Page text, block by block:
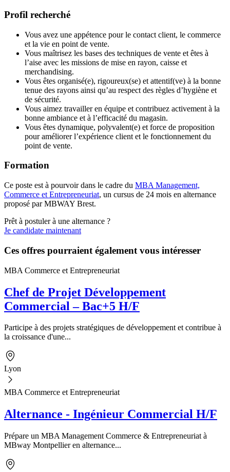
Profil recherché
Vous avez une appétence pour le contact client, le commerce
et la vie en point de vente.
Vous maîtrisez les bases des techniques de vente et êtes à
l’aise avec les missions de mise en rayon, caisse et
merchandising.
Vous êtes organisé(e), rigoureux(se) et attentif(ve) à la bonne
tenue des rayons ainsi qu’au respect des règles d’hygiène et
de sécurité.
Vous aimez travailler en équipe et contribuez activement à la
bonne ambiance et à l’efficacité du magasin.
Vous êtes dynamique, polyvalent(e) et force de proposition
pour améliorer l’expérience client et le fonctionnement du
point de vente.
Formation
Ce poste est à pourvoir dans le cadre du MBA Management,
Commerce et Entrepreneuriat, un cursus de 24 mois en alternance
proposé par MBWAY Brest.
Prêt à postuler à une alternance ?
Je candidate maintenant
Ces offres pourraient également vous intéresser
MBA Commerce et Entrepreneuriat
Chef de Projet Développement
Commercial – Bac+5 H/F
Participe à des projets stratégiques de développement et contribue à
la croissance d'une...
Lyon
MBA Commerce et Entrepreneuriat
Alternance - Ingénieur Commercial H/F
Prépare un MBA Management Commerce & Entrepreneuriat à
MBway Montpellier en alternance...